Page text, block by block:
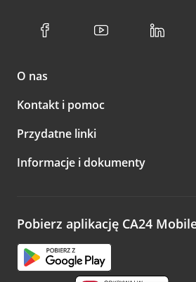
O nas
Kontakt i pomoc
Przydatne linki
Informacje i dokumenty
Pobierz aplikację CA24